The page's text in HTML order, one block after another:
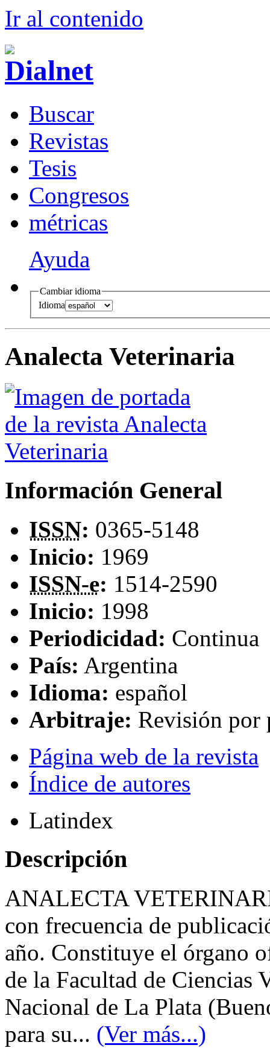
Ir al contenido
Buscar
Revistas
Tesis
Congresos
métricas
Ayuda
Cambiar idioma
Idioma
Analecta Veterinaria
Información General
ISSN: 0365-5148
Inicio: 1969
ISSN-e: 1514-2590
Inicio: 1998
Periodicidad: Continua
País: Argentina
Idioma: español
Arbitraje: Revisión por
Página web de la revista
Índice de autores
Latindex
Descripción
ANALECTA
con frecuencia de
año. Constituye el órgano
de la Facultad de Ciencias
Nacional de La Plata
para su... (Ver más...)